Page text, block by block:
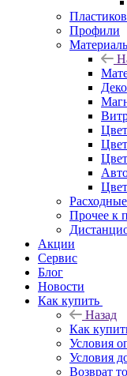
Профили
Прочее к
Акции
Сервис
Блог
Новости
Как купить
Назад
Как
Условия
Условия
Возврат